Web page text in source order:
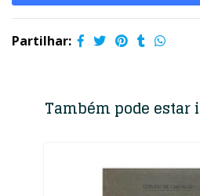
Partilhar:
Também pode estar